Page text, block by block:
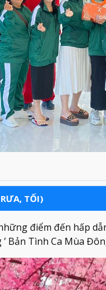
TỐI)
điểm đến hấp
Bản Tình Ca Mùa